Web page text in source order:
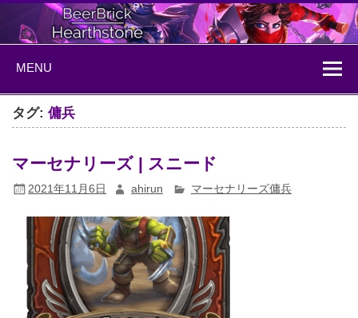
Skip
content
BeerBrick
Hearthstone
MENU
タグ:傭兵
マーセナリーズ | スニード
2021年11月6日 ahirun マーセナリーズ傭兵